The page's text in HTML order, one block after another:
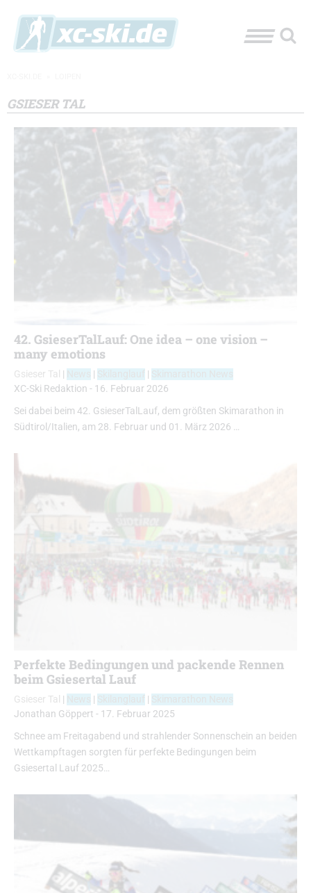
GSIESER TAL
42. GsieserTalLauf: One idea – one vision –
many emotions
Gsieser Tal | | |
XC-Ski Redaktion - 16. Februar 2026
Sei dabei beim 42. GsieserTalLauf, dem größten Skimarathon in
Südtirol/Italien, am 28. Februar und 01. März 2026 …
Perfekte Bedingungen und packende Rennen
beim Gsiesertal Lauf
Gsieser Tal | | |
Jonathan Göppert - 17. Februar 2025
Schnee am Freitagabend und strahlender Sonnenschein an beiden
Wettkampftagen sorgten für perfekte Bedingungen beim
Gsiesertal Lauf 2025…